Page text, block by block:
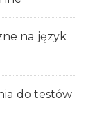
na język
do testów